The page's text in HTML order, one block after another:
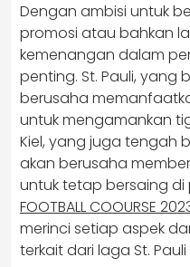
Dengan ambisi untuk
promosi atau bahkan
kemenangan dalam
penting. St. Pauli, yang
berusaha
untuk mengamankan
Kiel, yang juga tengah
akan berusaha
untuk tetap bersaing di
FOOTBALL COOURSE
merinci setiap aspek
terkait dari laga St. Pauli